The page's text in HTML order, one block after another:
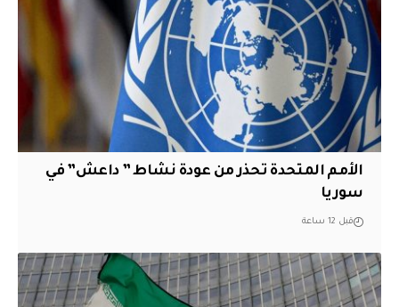
الأمم المتحدة تحذر من عودة نشاط ” داعش” في
سوريا
قبل 12 ساعة